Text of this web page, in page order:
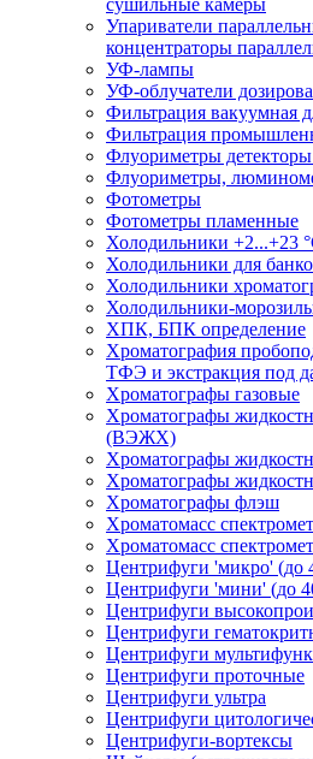
Упариватели
концентраторы
УФ-лампы
УФ-облучатели
Фильтрация вакуумная
Фильтрация
Флуориметры
Флуориметры,
Фотометры
Фотометры пламенные
Холодильники +2...+23
Холодильники для
Холодильники
Холодильники-
ХПК, БПК определение
Хроматография
ТФЭ и экстракция под
Хроматографы газовые
Хроматографы
(ВЭЖХ)
Хроматографы
Хроматографы
Хроматографы флэш
Хроматомасс
Хроматомасс
Центрифуги 'микро' (до
Центрифуги 'мини' (до
Центрифуги
Центрифуги
Центрифуги
Центрифуги проточные
Центрифуги ультра
Центрифуги
Центрифуги-вортексы